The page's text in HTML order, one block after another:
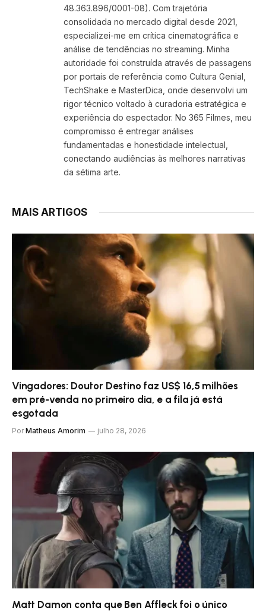
48.363.896/0001-08). Com trajetória
consolidada no mercado digital desde 2021,
especializei-me em crítica cinematográfica e
análise de tendências no streaming. Minha
autoridade foi construída através de passagens
por portais de referência como Cultura Genial,
TechShake e MasterDica, onde desenvolvi um
rigor técnico voltado à curadoria estratégica e
experiência do espectador. No 365 Filmes, meu
compromisso é entregar análises
fundamentadas e honestidade intelectual,
conectando audiências às melhores narrativas
da sétima arte.
MAIS ARTIGOS
Vingadores: Doutor Destino faz US$ 16,5 milhões
em pré-venda no primeiro dia, e a fila já está
esgotada
Por Matheus Amorim julho 28, 2026
Matt Damon conta que Ben Affleck foi o único